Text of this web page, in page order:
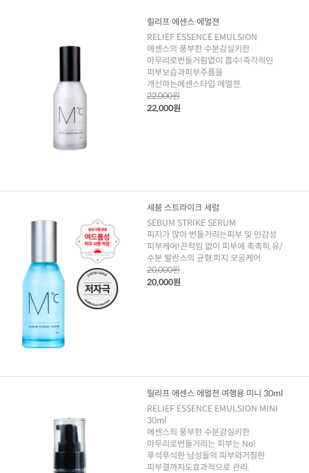
릴리프 에센스 에멀젼
RELIEF ESSENCE EMULSION
에센스의 풍부한 수분감실키한
마무리로번들거림없이 흡수!즉각적인
피부보습과피부주름을
개선하는에센스타입 에멀젼.
22,000원
22,000원
세붐 스트라이크 세럼
SEBUM STRIKE SERUM
피지가 많아 번들거리는피부 및 민감성
피부케어!끈적임 없이 피부에 촉촉히.유/
수분 발란스의 균형,피지 모공케어
20,000원
20,000원
릴리프 에센스 에멀젼 여행용 미니 30ml
RELIEF ESSENCE EMULSION MINI
30ml
에센스의 풍부한 수분감실키한
마무리로번들거리는 피부는 No!
푸석푸석한 남성들의 피부와거칠한
피부결까지도효과적으로 관리.